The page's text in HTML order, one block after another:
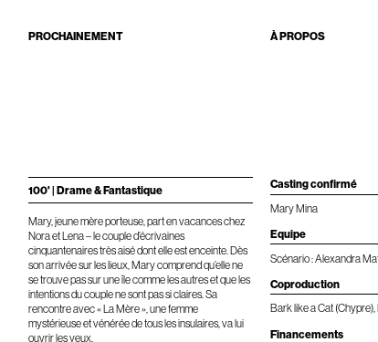
PROCHAINEMENT À PROPOS
100' | Drame & Fantastique
Mary, jeune mère porteuse, part en vacances chez
Nora et Lena – le couple d’écrivaines
cinquantenaires très aisé dont elle est enceinte. Dès
son arrivée sur les lieux, Mary comprend qu’elle ne
se trouve pas sur une île comme les autres et que les
intentions du couple ne sont pas si claires. Sa
rencontre avec « La Mère », une femme
mystérieuse et vénérée de tous les insulaires, va lui
ouvrir les yeux.
Casting confirmé
Mary Mina
Equipe
Scénario : Alexandra
Coproduction
Bark like a Cat
Financements